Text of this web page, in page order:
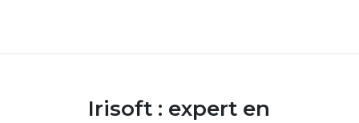
Irisoft : expert en